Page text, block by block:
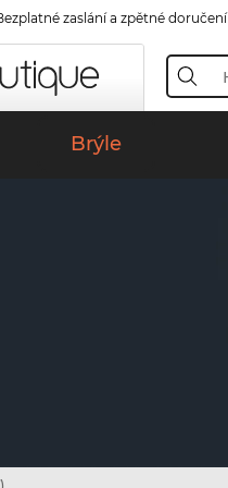
zaslání a zpětné doručení
Brýle